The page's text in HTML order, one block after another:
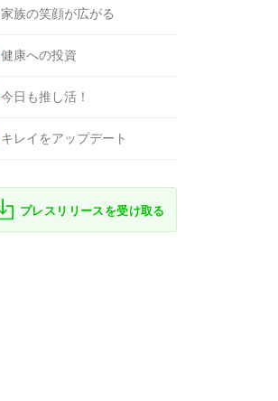
家族の笑顔が広がる
健康への投資
今日も推し活！
キレイをアップデート
プレスリリースを受け取る